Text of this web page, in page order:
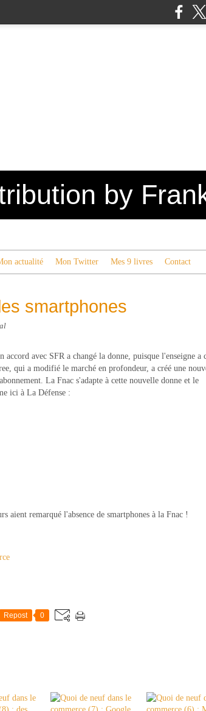
by
actualité Mon Twitter Mes 9 livres Contact
smartphones
accord avec SFR a changé la donne, puisque l'enseigne a
qui a modifié le marché en profondeur, a créé une
La Fnac s'adapte à cette nouvelle donne et le
ici à La Défense :
aient remarqué l'absence de smartphones à la Fnac !
Repost 0